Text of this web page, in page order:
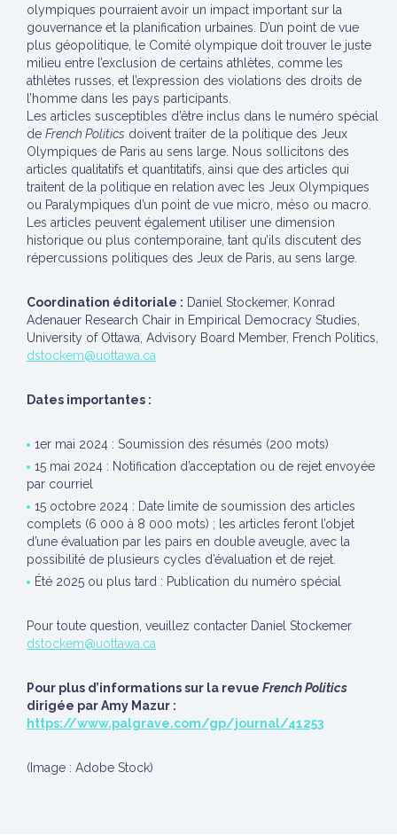
olympiques pourraient avoir un impact important sur la
gouvernance et la planification urbaines. D’un point de vue
plus géopolitique, le Comité olympique doit trouver le juste
milieu entre l’exclusion de certains athlètes, comme les
athlètes russes, et l’expression des violations des droits de
l’homme dans les pays participants.
Les articles susceptibles d’être inclus dans le numéro spécial
de French Politics doivent traiter de la politique des Jeux
Olympiques de Paris au sens large. Nous sollicitons des
articles qualitatifs et quantitatifs, ainsi que des articles qui
traitent de la politique en relation avec les Jeux Olympiques
ou Paralympiques d’un point de vue micro, méso ou macro.
Les articles peuvent également utiliser une dimension
historique ou plus contemporaine, tant qu’ils discutent des
répercussions politiques des Jeux de Paris, au sens large.
Coordination éditoriale : Daniel Stockemer, Konrad
Adenauer Research Chair in Empirical Democracy Studies,
University of Ottawa, Advisory Board Member, French Politics,
dstockem@uottawa.ca
Dates importantes :
1er mai 2024 : Soumission des résumés (200 mots)
15 mai 2024 : Notification d’acceptation ou de rejet envoyée
par courriel
15 octobre 2024 : Date limite de soumission des articles
complets (6 000 à 8 000 mots) ; les articles feront l’objet
d’une évaluation par les pairs en double aveugle, avec la
possibilité de plusieurs cycles d’évaluation et de rejet.
Été 2025 ou plus tard : Publication du numéro spécial
Pour toute question, veuillez contacter Daniel Stockemer
dstockem@uottawa.ca
Pour plus d’informations sur la revue French Politics
dirigée par Amy Mazur :
https://www.palgrave.com/gp/journal/41253
(Image : Adobe Stock)